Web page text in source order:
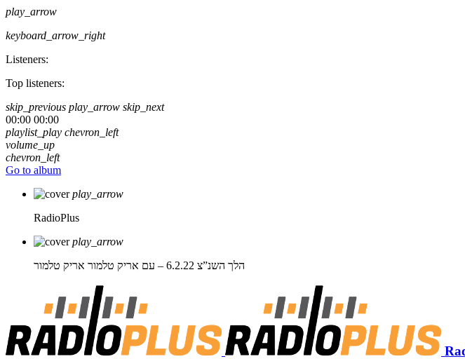
play_arrow
keyboard_arrow_right
Listeners:
Top listeners:
skip_previous play_arrow skip_next
00:00 00:00
playlist_play chevron_left
volume_up
chevron_left
Go to album
play_arrow
RadioPlus
play_arrow
הלך השנ”צ 6.2.22 – עם אריק טלמור
אריק טלמור